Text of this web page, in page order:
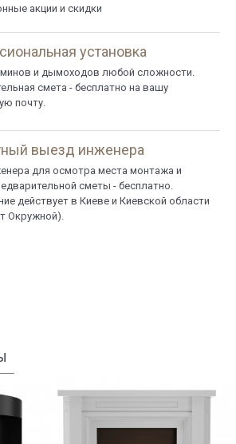
акции и скидки
установка
и дымоходов любой сложности.
смета - бесплатно на вашу
почту.
выезд инженера
для осмотра места монтажа и
сметы - бесплатно.
действует в Киеве и Киевской области
Окружной).